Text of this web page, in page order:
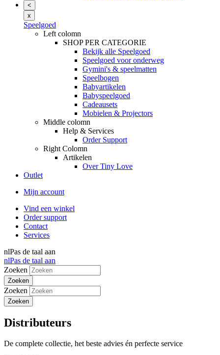
<
x
Speelgoed
Left colomn
SHOP PER CATEGORIE
Bekijk alle Speelgoed
Speelgoed voor onderweg
Gymini's & speelmatten
Speelbogen
Babyartikelen
Babyspeelgoed
Cadeausets
Mobielen & Projectors
Middle colomn
Help & Services
Order Support
Right Colomn
Artikelen
Over Tiny Love
Outlet
Mijn account
Vind een winkel
Order support
Contact
Services
nlPas de taal aan
nlPas de taal aan
Zoeken
Zoeken
Distributeurs
De complete collectie, het beste advies én perfecte service